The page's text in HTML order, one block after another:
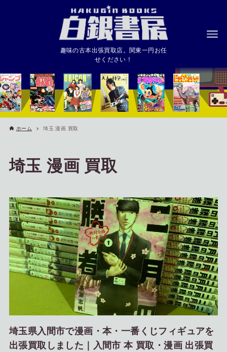
趣味の古本出張買取店。関東一円お任
せください！
ホーム 埼玉 漫画 買取
埼玉 漫画 買取
埼玉県入間市で漫画・本・一番くじフィギュアを
出張買取しました｜入間市 本 買取・漫画 出張買